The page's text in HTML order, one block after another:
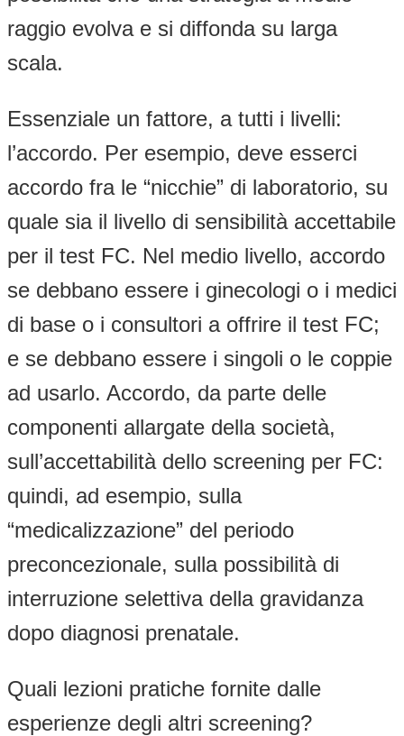
raggio evolva e si diffonda su larga
scala.
Essenziale un fattore, a tutti i livelli:
l’accordo. Per esempio, deve esserci
accordo fra le “nicchie” di laboratorio, su
quale sia il livello di sensibilità accettabile
per il test FC. Nel medio livello, accordo
se debbano essere i ginecologi o i medici
di base o i consultori a offrire il test FC;
e se debbano essere i singoli o le coppie
ad usarlo. Accordo, da parte delle
componenti allargate della società,
sull’accettabilità dello screening per FC:
quindi, ad esempio, sulla
“medicalizzazione” del periodo
preconcezionale, sulla possibilità di
interruzione selettiva della gravidanza
dopo diagnosi prenatale.
Quali lezioni pratiche fornite dalle
esperienze degli altri screening?